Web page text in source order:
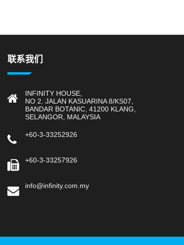
联系我们
INFINITY HOUSE,
NO 2. JALAN KASUARINA 8/KS07,
BANDAR BOTANIC, 41200 KLANG,
SELANGOR, MALAYSIA
+60-3-33252926
+60-3-33257926
info@infinity.com.my